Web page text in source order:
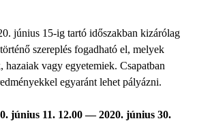
június 15-ig tartó időszakban kizárólag
szereplés fogadható el, melyek
hazaiak vagy egyetemiek. Csapatban
egyaránt lehet pályázni.
június 11. 12.00 — 2020. június 30.